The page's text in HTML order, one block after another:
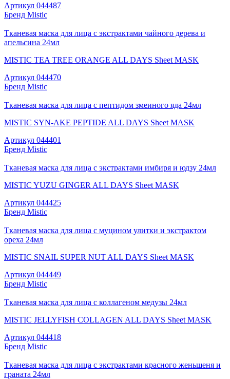
Артикул 044487
Бренд Mistic
Тканевая маска для лица с экстрактами чайного дерева и
апельсина 24мл
MISTIC TEA TREE ORANGE ALL DAYS Sheet MASK
Артикул 044470
Бренд Mistic
Тканевая маска для лица с пептидом змеиного яда 24мл
MISTIC SYN-AKE PEPTIDE ALL DAYS Sheet MASK
Артикул 044401
Бренд Mistic
Тканевая маска для лица с экстрактами имбиря и юдзу 24мл
MISTIC YUZU GINGER ALL DAYS Sheet MASK
Артикул 044425
Бренд Mistic
Тканевая маска для лица с муцином улитки и экстрактом
ореха 24мл
MISTIC SNAIL SUPER NUT ALL DAYS Sheet MASK
Артикул 044449
Бренд Mistic
Тканевая маска для лица с коллагеном медузы 24мл
MISTIC JELLYFISH COLLAGEN ALL DAYS Sheet MASK
Артикул 044418
Бренд Mistic
Тканевая маска для лица с экстрактами красного женьшеня и
граната 24мл